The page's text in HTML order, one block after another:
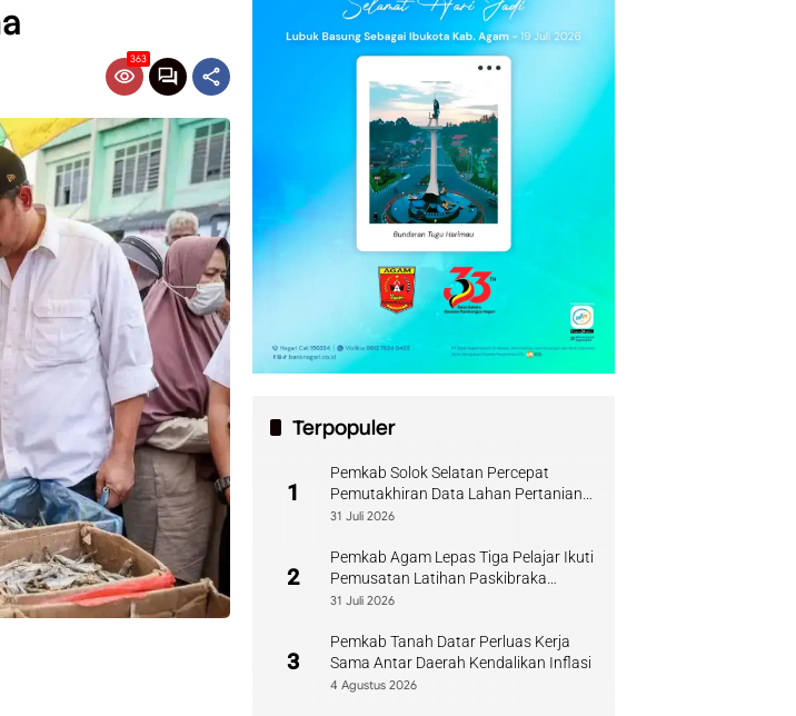
363
Terpopuler
1
Pemkab Solok Selatan Percepat
Pemutakhiran Data Lahan Pertanian
Pangan Berkelanjutan
31 Juli 2026
2
Pemkab Agam Lepas Tiga Pelajar Ikuti
Pemusatan Latihan Paskibraka
Sumbar
31 Juli 2026
3
Pemkab Tanah Datar Perluas Kerja
Sama Antar Daerah Kendalikan Inflasi
4 Agustus 2026